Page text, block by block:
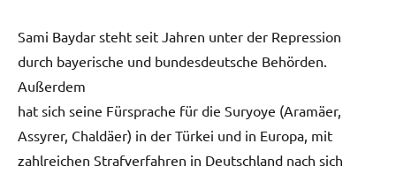
Sami Baydar steht seit Jahren unter der Repression
durch bayerische und bundesdeutsche Behörden.
Außerdem
hat sich seine Fürsprache für die Suryoye (Aramäer,
Assyrer, Chaldäer) in der Türkei und in Europa, mit
zahlreichen Strafverfahren in Deutschland nach sich